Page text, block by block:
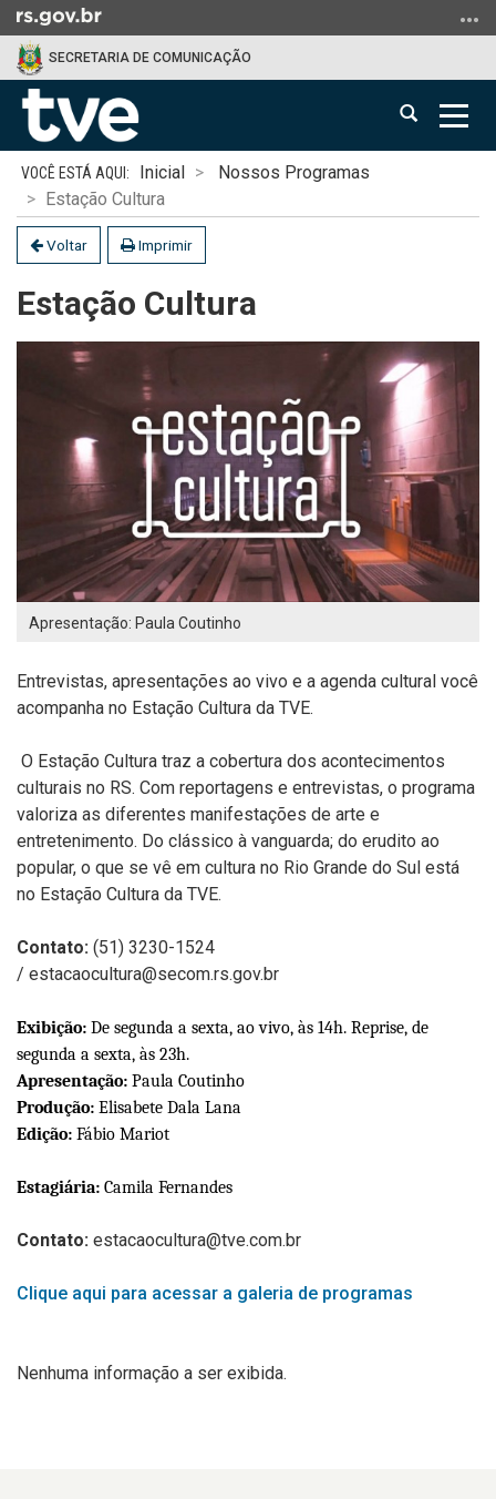
para
conteúdo
para
menu
para
busca
SECRETARIA DE COMUNICAÇÃO
Abrir
Início
conteúdo
Inicial
Nossos Programas
Estação Cultura
Voltar Imprimir
Estação Cultura
Apresentação: Paula Coutinho
Entrevistas, apresentações ao vivo e a agenda cultural você
acompanha no Estação Cultura da TVE.
O Estação Cultura traz a cobertura dos acontecimentos
culturais no RS. Com reportagens e entrevistas, o programa
valoriza as diferentes manifestações de arte e
entretenimento. Do clássico à vanguarda; do erudito ao
popular, o que se vê em cultura no Rio Grande do Sul está
no Estação Cultura da TVE.
Contato: (51) 3230-1524
/ estacaocultura@secom.rs.gov.br
Exibição: De segunda a sexta, ao vivo, às 14h. Reprise, de
segunda a sexta, às 23h.
Apresentação: Paula Coutinho
Produção: Elisabete Dala Lana
Edição: Fábio Mariot
Estagiária: Camila Fernandes
Contato: estacaocultura@tve.com.br
Clique aqui para acessar a galeria de programas
Nenhuma informação a ser exibida.